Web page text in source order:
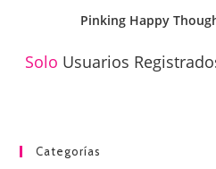
Pinking Happy
Solo Usuarios
Categorías